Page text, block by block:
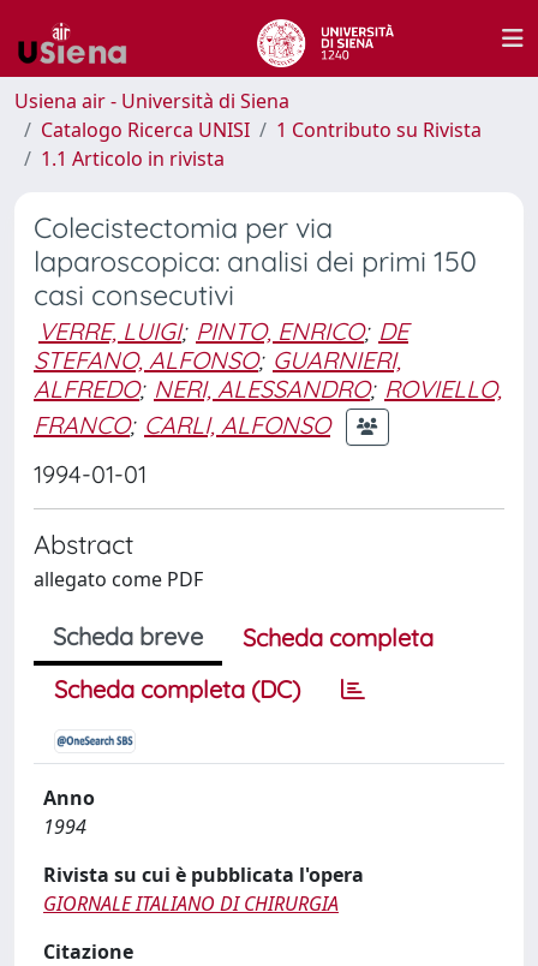
Usiena air - Università di Siena
Catalogo Ricerca UNISI
1 Contributo su Rivista
1.1 Articolo in rivista
Colecistectomia per via
laparoscopica: analisi dei primi 150
casi consecutivi
VERRE, LUIGI; PINTO, ENRICO; DE
STEFANO, ALFONSO; GUARNIERI,
ALFREDO; NERI, ALESSANDRO; ROVIELLO,
FRANCO; CARLI, ALFONSO
1994-01-01
Abstract
allegato come PDF
Scheda breve
Scheda completa
Scheda completa (DC)
Anno
1994
Rivista su cui è pubblicata l'opera
GIORNALE ITALIANO DI CHIRURGIA
Citazione